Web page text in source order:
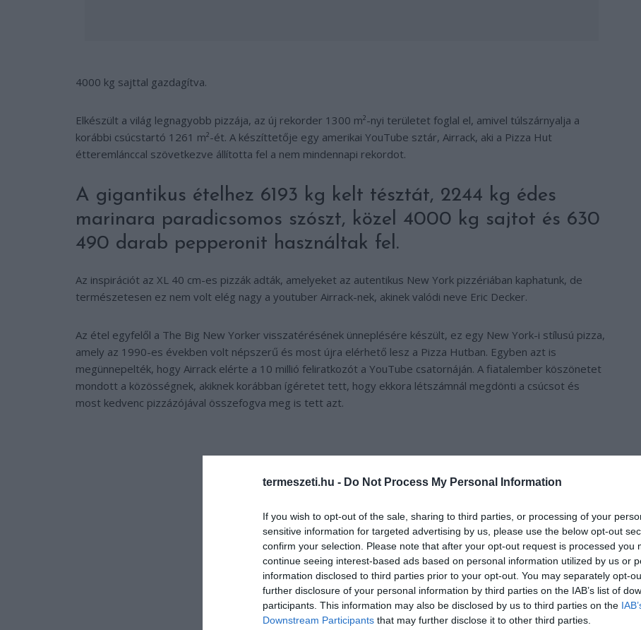
termeszeti.hu - Do Not Process My Personal Information
If you wish to opt-out of the sale, sharing to third parties, or processing of your
sensitive information for targeted advertising by us, please use the below opt-out
confirm your selection. Please note that after your opt-out request is processed you
continue seeing interest-based ads based on personal information utilized by us or
information disclosed to third parties prior to your opt-out. You may separately opt-
further disclosure of your personal information by third parties on the IAB’s list of
participants. This information may also be disclosed by us to third parties on the
Downstream Participants that may further disclose it to other third parties.
4000 kg sajttal gazdagítva.
Elkészült a világ legnagyobb pizzája, az új rekorder 1300 m²-nyi területet foglal el, amivel túlszárnyalja a
korábbi csúcstartó 1261 m²-ét. A készíttetője egy amerikai YouTube sztár, Airrack, aki a Pizza Hut
étteremlánccal szövetkezve állította fel a nem mindennapi rekordot.
A gigantikus ételhez 6193 kg kelt tésztát, 2244 kg édes
marinara paradicsomos szószt, közel 4000 kg sajtot és 630
490 darab pepperonit használtak fel.
Az inspirációt az XL 40 cm-es pizzák adták, amelyeket az autentikus New York pizzériában kaphatunk, de
természetesen ez nem volt elég nagy a youtuber Airrack-nek, akinek valódi neve Eric Decker.
Az étel egyfelől a The Big New Yorker visszatérésének ünneplésére készült, ez egy New York-i stílusú pizza,
amely az 1990-es években volt népszerű és most újra elérhető lesz a Pizza Hutban. Egyben azt is
megünnepelték, hogy Airrack elérte a 10 millió feliratkozót a YouTube csatornáján. A fiatalember köszönetet
mondott a közösségnek, akiknek korábban ígéretet tett, hogy ekkora létszámnál megdönti a csúcsot és
most kedvenc pizzázójával összefogva meg is tett azt.